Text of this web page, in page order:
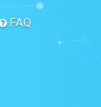
FAQ